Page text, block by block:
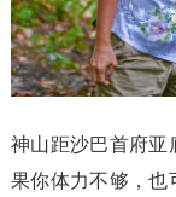
神山距沙巴首府亚
果你体力不够，也